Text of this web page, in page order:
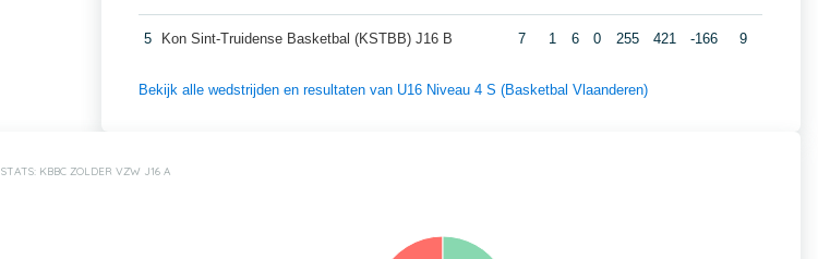
5 Kon Sint-Truidense Basketbal (KSTBB) J16 B 7 1 6 0 255 421 -166 9
Bekijk alle wedstrijden en resultaten van U16 Niveau 4 S (Basketbal Vlaanderen)
STATS: KBBC ZOLDER VZW J16 A